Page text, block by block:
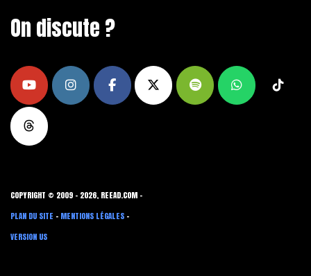
On discute ?
COPYRIGHT © 2009 - 2026, REEAD.COM -
PLAN DU SITE - MENTIONS LÉGALES -
VERSION US